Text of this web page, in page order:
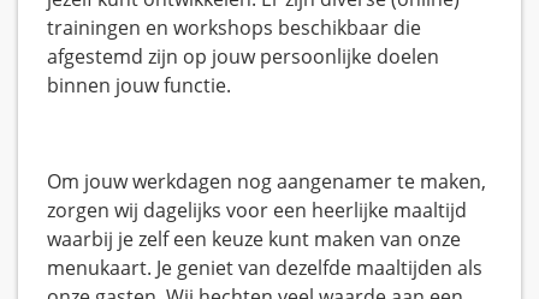
trainingen en workshops beschikbaar die
afgestemd zijn op jouw persoonlijke doelen
binnen jouw functie.
Om jouw werkdagen nog aangenamer te maken,
zorgen wij dagelijks voor een heerlijke maaltijd
waarbij je zelf een keuze kunt maken van onze
menukaart. Je geniet van dezelfde maaltijden als